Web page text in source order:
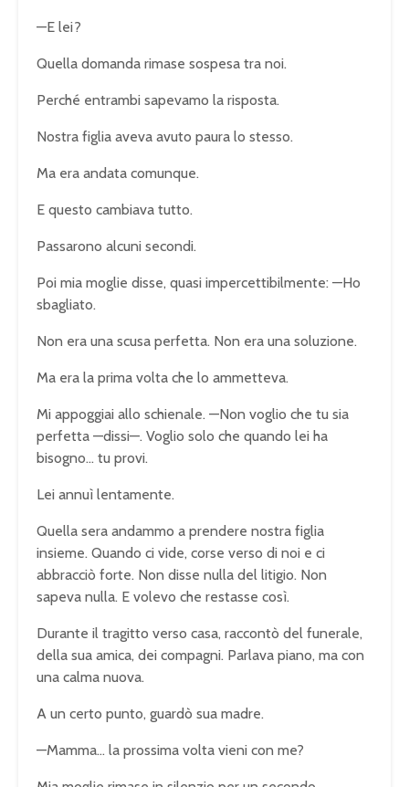
—E lei?
Quella domanda rimase sospesa tra noi.
Perché entrambi sapevamo la risposta.
Nostra figlia aveva avuto paura lo stesso.
Ma era andata comunque.
E questo cambiava tutto.
Passarono alcuni secondi.
Poi mia moglie disse, quasi impercettibilmente: —Ho
sbagliato.
Non era una scusa perfetta. Non era una soluzione.
Ma era la prima volta che lo ammetteva.
Mi appoggiai allo schienale. —Non voglio che tu sia
perfetta —dissi—. Voglio solo che quando lei ha
bisogno… tu provi.
Lei annuì lentamente.
Quella sera andammo a prendere nostra figlia
insieme. Quando ci vide, corse verso di noi e ci
abbracciò forte. Non disse nulla del litigio. Non
sapeva nulla. E volevo che restasse così.
Durante il tragitto verso casa, raccontò del funerale,
della sua amica, dei compagni. Parlava piano, ma con
una calma nuova.
A un certo punto, guardò sua madre.
—Mamma… la prossima volta vieni con me?